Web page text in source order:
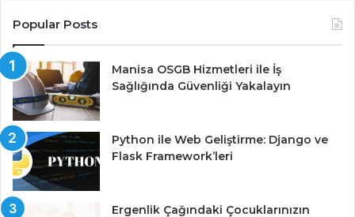
Popular Posts
Manisa OSGB Hizmetleri ile İş
Sağlığında Güvenliği Yakalayın
Python ile Web Geliştirme: Django ve
Flask Framework’leri
Ergenlik Çağındaki Çocuklarınızın